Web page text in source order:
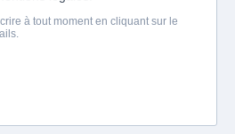
à tout moment en cliquant sur le